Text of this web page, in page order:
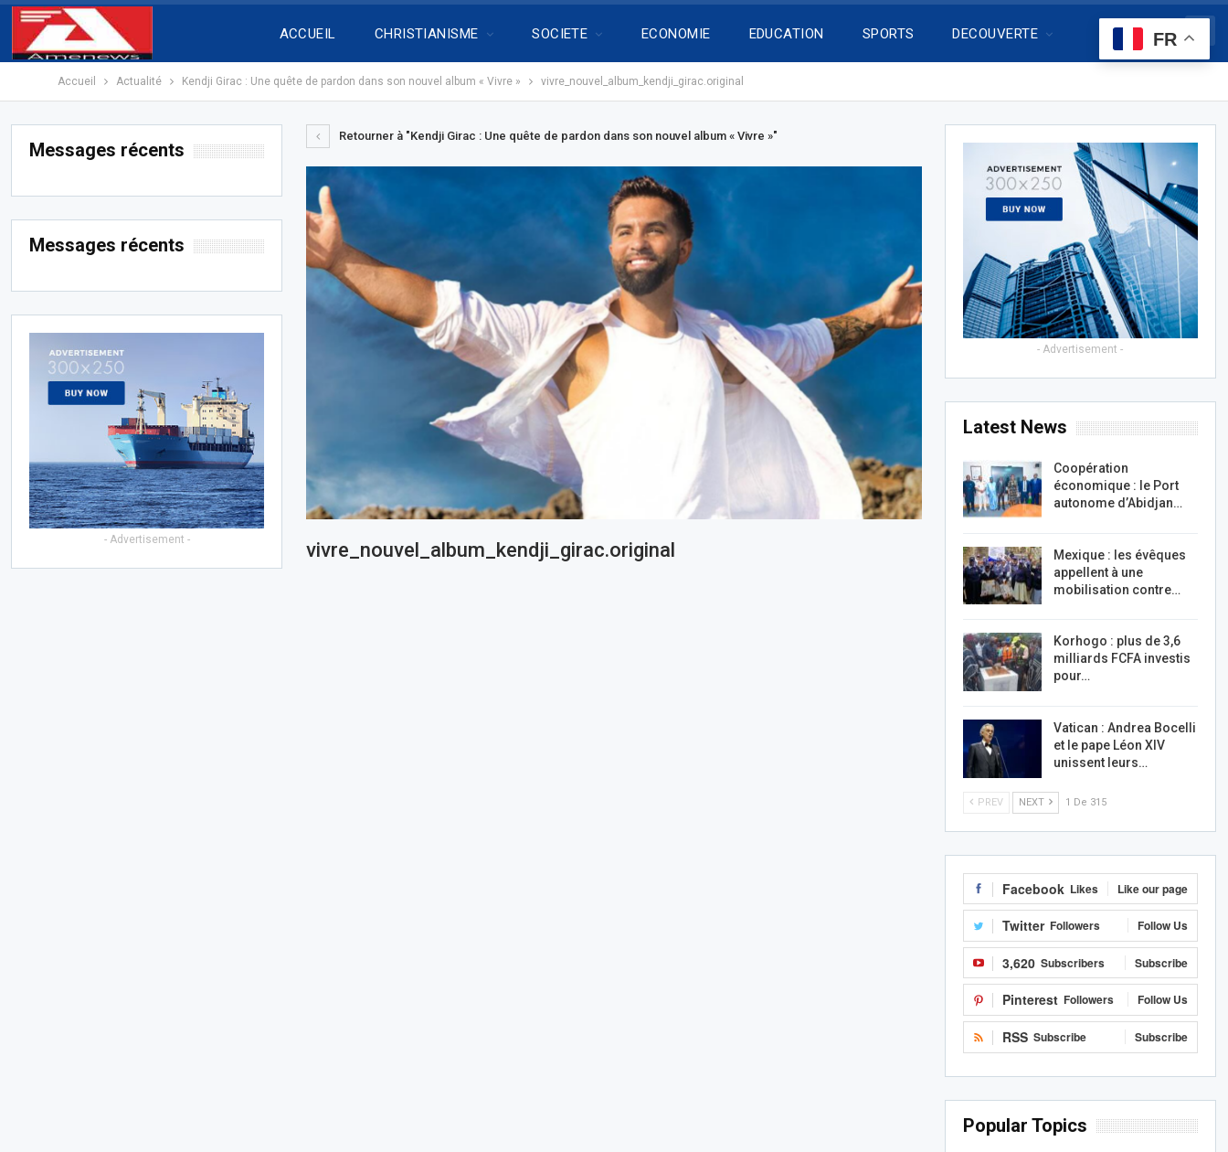
ACCUEIL CHRISTIANISME SOCIETE ECONOMIE EDUCATION SPORTS DECOUVERTE
Accueil Actualité Kendji Girac : Une quête de pardon dans son nouvel album « Vivre » vivre_nouvel_album_kendji_girac.original
Retourner à "Kendji Girac : Une quête de pardon dans son nouvel album « Vivre »"
vivre_nouvel_album_kendji_girac.original
- Advertisement -
Latest News
Coopération
économique : le Port
autonome d’Abidjan…
Mexique : les évêques
appellent à une
mobilisation contre…
Korhogo : plus de 3,6
milliards FCFA investis
pour…
Vatican : Andrea Bocelli
et le pape Léon XIV
unissent leurs…
PREV NEXT 1 De 315
Facebook Likes Like our page
Twitter Followers Follow Us
3,620 Subscribers Subscribe
Pinterest Followers Follow Us
RSS Subscribe Subscribe
Popular Topics
Messages récents
Messages récents
- Advertisement -
FR